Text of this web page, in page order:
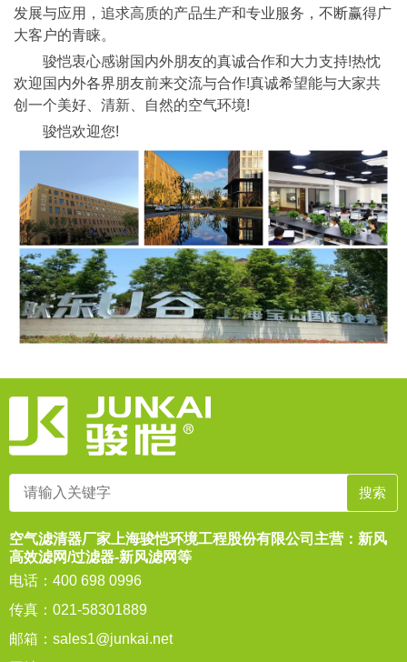
发展与应用，追求高质的产品生产和专业服务，不断赢得广
大客户的青睐。
骏恺衷心感谢国内外朋友的真诚合作和大力支持!热忱
欢迎国内外各界朋友前来交流与合作!真诚希望能与大家共
创一个美好、清新、自然的空气环境!
骏恺欢迎您!
空气滤清器厂家上海骏恺环境工程股份有限公司主营：新风
高效滤网/过滤器-新风滤网等
电话：400 698 0996
传真：021-58301889
邮箱： sales1@junkai.net